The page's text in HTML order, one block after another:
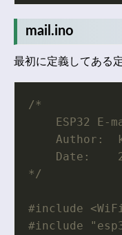
mail.ino
最初に定義してある
*/
#include
#include